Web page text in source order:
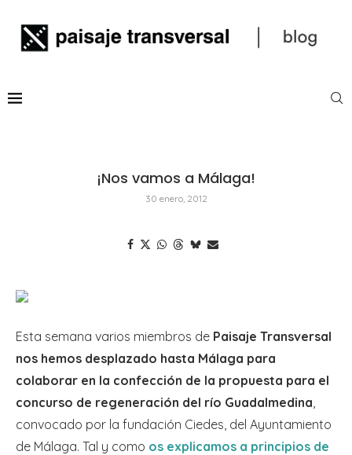
¡Nos vamos a Málaga!
30 enero, 2012
Esta semana varios miembros de Paisaje Transversal
nos hemos desplazado hasta Málaga para
colaborar en la confección de la propuesta para el
concurso de regeneración del río Guadalmedina
convocado por la fundación Ciedes, del Ayuntamiento
de Málaga. Tal y como os explicamos a principios de